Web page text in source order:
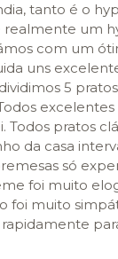
tanto é o
realmente um
com um
uns
5
Todos pratos
da casa
só
foi muito
foi muito